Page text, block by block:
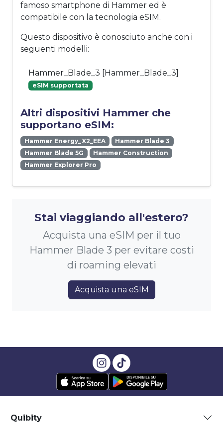
famoso smartphone di Hammer ed è
compatibile con la tecnologia eSIM.
Questo dispositivo è conosciuto anche con i
seguenti modelli:
Hammer_Blade_3 [Hammer_Blade_3]
eSIM supportata
Altri dispositivi Hammer che
supportano eSIM:
Hammer Energy_X2_EEA
Hammer Blade 3
Hammer Blade 5G
Hammer Construction
Hammer Explorer Pro
Stai viaggiando all'estero?
Acquista una eSIM per il tuo
Hammer Blade 3 per evitare costi
di roaming elevati
Acquista una eSIM
Quibity